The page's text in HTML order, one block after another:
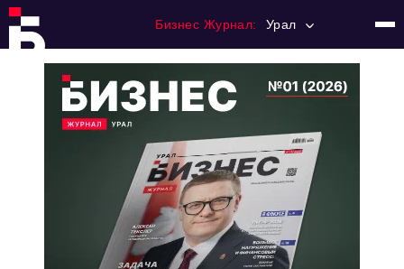
Бизнес Журнал: Урал